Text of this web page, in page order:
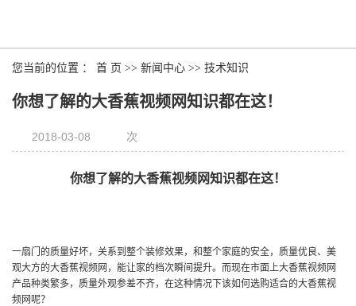
您当前的位置 ： 首 页 >> 新闻中心 >> 技术知识
你想了解的大香蕉视频网知识都在这！
2018-03-08 次
你想了解的大香蕉视频网知识都在这！
一扇门的质量好坏，关系到整个装修效果，和整个家庭的安全，质量优良、美
观大方的大香蕉视频网，能让家的档次瞬间提升。而现在市面上大香蕉视频网
产品种类繁多，质量外观参差不齐，在这种情况下该如何选购适合的大香蕉视
频网呢？